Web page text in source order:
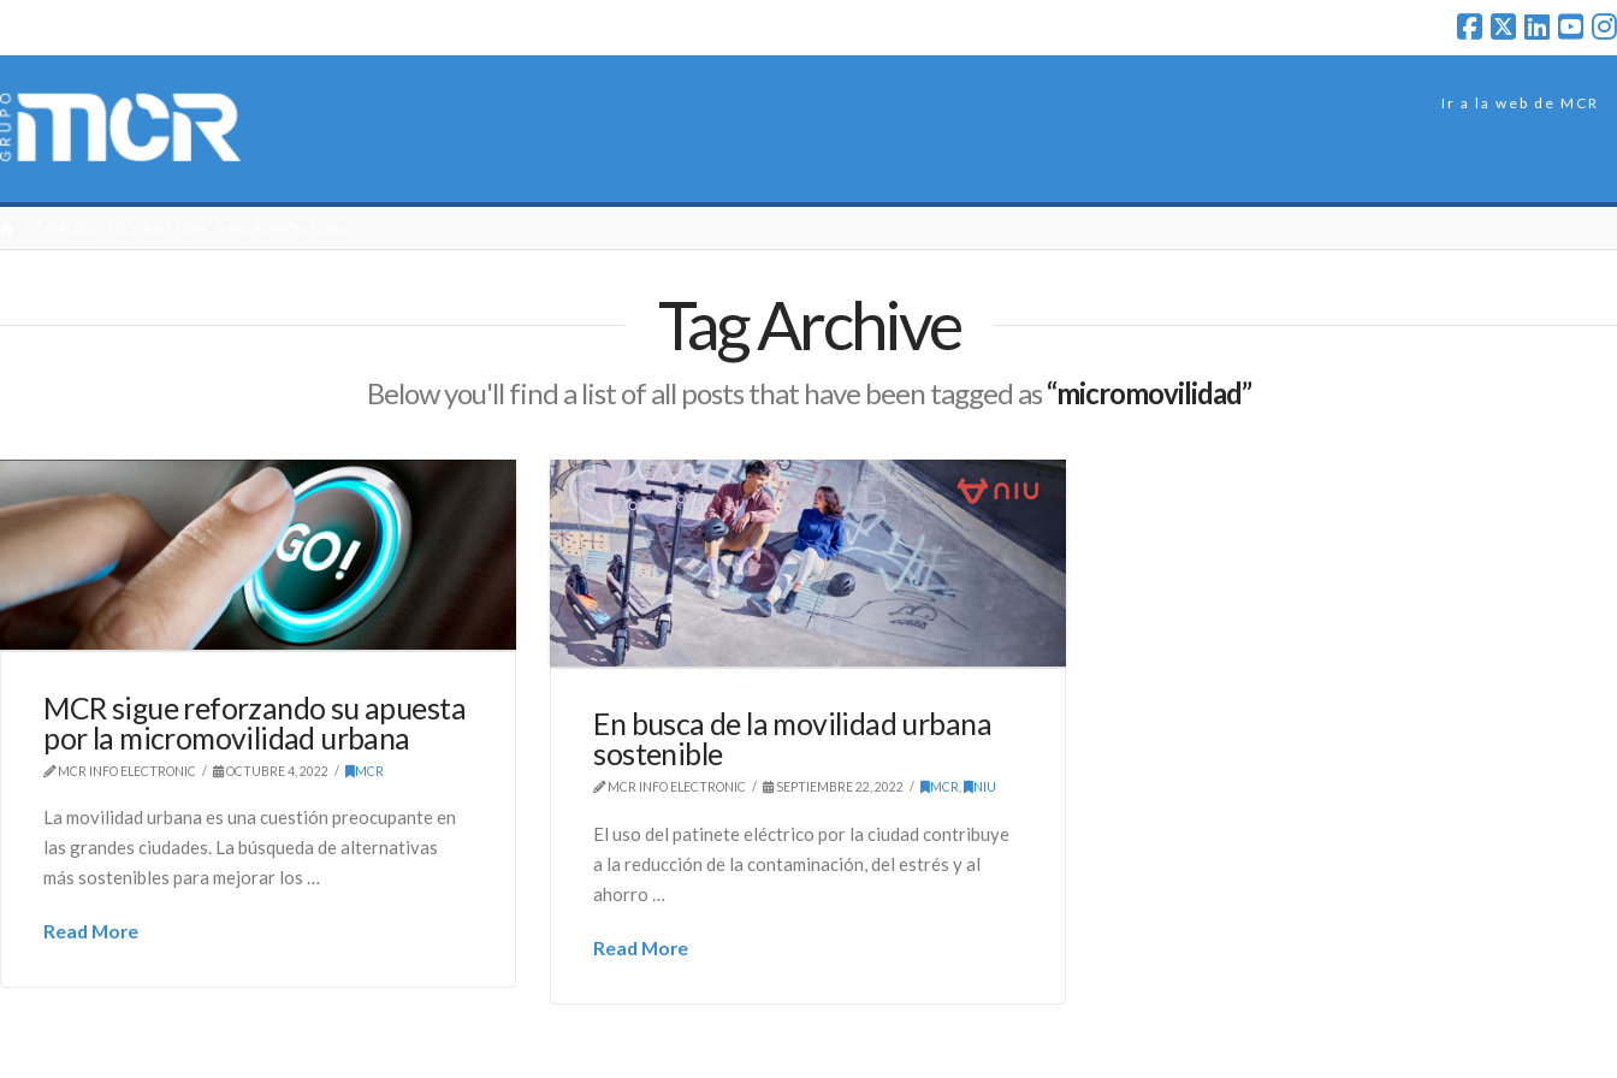
Ir a la web de MCR
Tag Archive
Below you'll find a list of all posts that have been tagged as“micromovilidad”
MCR sigue reforzando su apuesta
por la micromovilidad urbana
MCR INFO ELECTRONIC OCTUBRE 4, 2022 MCR
La movilidad urbana es una cuestión preocupante en
las grandes ciudades. La búsqueda de alternativas
más sostenibles para mejorar los …
Read More
En busca de la movilidad urbana
sostenible
MCR INFO ELECTRONIC SEPTIEMBRE 22, 2022 MCR , NIU
El uso del patinete eléctrico por la ciudad contribuye
a la reducción de la contaminación, del estrés y al
ahorro …
Read More